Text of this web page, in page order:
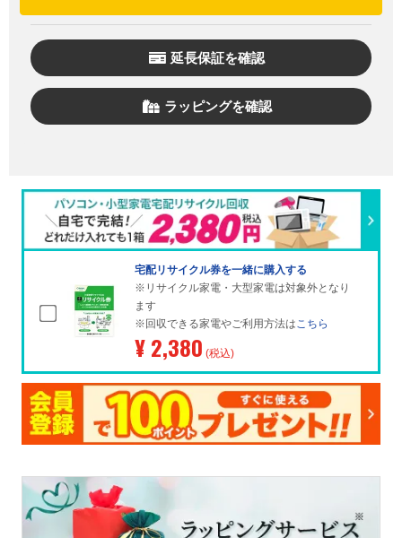
延長保証を確認
ラッピングを確認
宅配リサイクル券を一緒に購入する
※リサイクル家電・大型家電は対象外となり
ます
※回収できる家電やご利用方法はこちら
¥ 2,380 (税込)